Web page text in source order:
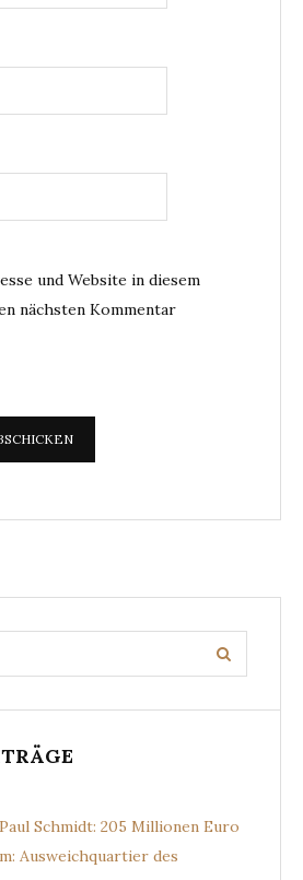
und Website in diesem
nächsten Kommentar
Search
Schmidt: 205 Millionen Euro
Ausweichquartier des